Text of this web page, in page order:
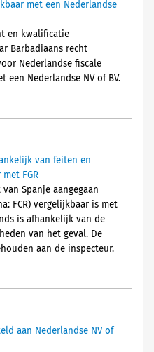
met een Nederlandse
en kwalificatie
Barbadiaans recht
Nederlandse fiscale
Nederlandse NV of BV.
van feiten en
FGR
Spanje aangegaan
FCR) vergelijkbaar is met
is afhankelijk van de
van het geval. De
aan de inspecteur.
aan Nederlandse NV of